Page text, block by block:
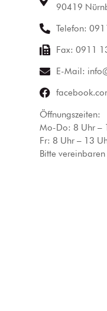
90419
Telefon:
Fax: 0911
E-Mail:
Öffnungszeiten:
Mo-Do: 8 Uhr –
Fr: 8 Uhr – 13
Bitte